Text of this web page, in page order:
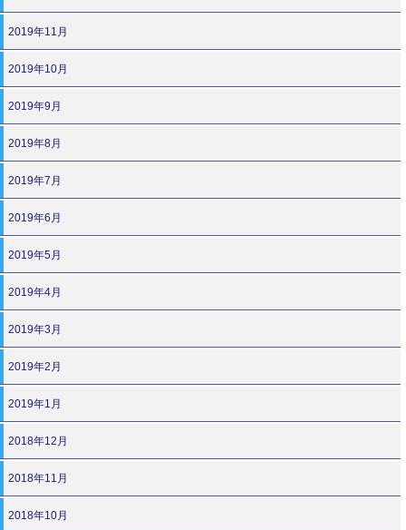
2019年11月
2019年10月
2019年9月
2019年8月
2019年7月
2019年6月
2019年5月
2019年4月
2019年3月
2019年2月
2019年1月
2018年12月
2018年11月
2018年10月